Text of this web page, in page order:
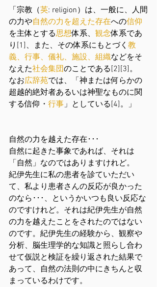
「宗教（英: religion）は、一般に、人間
の力や自然の力を超えた存在への信仰
を主体とする思想体系、 観念体系であ
り[1]、また、その体系にもとづく 教
義、 行事、 儀礼、 施設、 組織などをそ
なえた社会集団のことである[2][3]。
なお広辞苑では、「神または何らかの
超越的絶対者あるいは神聖なものに関
する信仰・ 行事」としている[4]。」
自然の力を越えた存在･･･
自然に起きた事象であれば、それは
「自然」なのではありますけれど。
紀伊先生に私の患者を診ていただい
て、私より患者さんの反応が良かった
のなら･･･、というかいつも良い反応な
のですけれど。それは紀伊先生が自然
の力を越えたことをされたのではない
のです。紀伊先生の経験から、観察や
分析、脳生理学的な知識と照らし合わ
せて仮説と検証を繰り返された結果で
あって、自然の法則の中にきちんと収
まっているわけです。